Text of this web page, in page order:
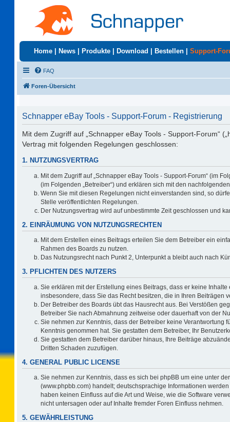
Home News Produkte Download Bestellen Support-
FAQ
Foren-Übersicht
Schnapper eBay Tools - Support-Forum - Registrierung
Mit dem Zugriff auf „Schnapper eBay Tools - Support-Forum“
Vertrag mit folgenden Regelungen geschlossen:
1. NUTZUNGSVERTRAG
Mit dem Zugriff auf „Schnapper eBay Tools - Support-Forum“ (im
(im Folgenden „Betreiber“) und erklären sich mit den
Wenn Sie mit diesen Regelungen nicht einverstanden sind, so
Stelle veröffentlichten Regelungen.
Der Nutzungsvertrag wird auf unbestimmte Zeit geschlossen und
2. EINRÄUMUNG VON NUTZUNGSRECHTEN
Mit dem Erstellen eines Beitrags erteilen Sie dem Betreiber ein
Rahmen des Boards zu nutzen.
Das Nutzungsrecht nach Punkt 2, Unterpunkt a bleibt auch nach
3. PFLICHTEN DES NUTZERS
Sie erklären mit der Erstellung eines Beitrags, dass er keine
insbesondere, dass Sie das Recht besitzen, die in Ihren Beiträgen
Der Betreiber des Boards übt das Hausrecht aus. Bei Verstößen
Betreiber Sie nach Abmahnung zeitweise oder dauerhaft von der
Sie nehmen zur Kenntnis, dass der Betreiber keine Verantwortung
Kenntnis genommen hat. Sie gestatten dem Betreiber, Ihr
Sie gestatten dem Betreiber darüber hinaus, Ihre Beiträge
Dritten Schaden zuzufügen.
4. GENERAL PUBLIC LICENSE
Sie nehmen zur Kenntnis, dass es sich bei phpBB um eine unter der
(www.phpbb.com) handelt; deutschsprachige Informationen
haben keinen Einfluss auf die Art und Weise, wie die Software
nicht untersagen oder auf Inhalte fremder Foren Einfluss nehmen.
5. GEWÄHRLEISTUNG